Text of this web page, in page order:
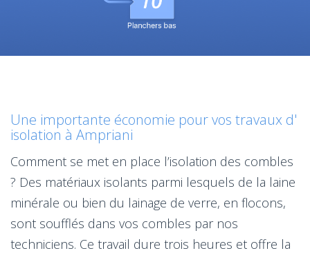
Une importante économie pour vos travaux d'
isolation à Ampriani
Comment se met en place l’isolation des combles
? Des matériaux isolants parmi lesquels de la laine
minérale ou bien du lainage de verre, en flocons,
sont soufflés dans vos combles par nos
techniciens. Ce travail dure trois heures et offre la